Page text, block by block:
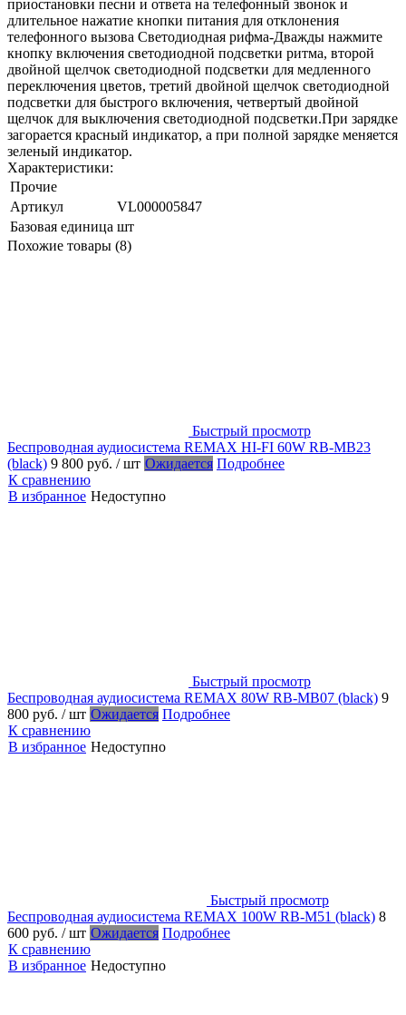
приостановки песни и ответа на телефонный звонок и
длительное нажатие кнопки питания для отклонения
телефонного вызова Светодиодная рифма-Дважды нажмите
кнопку включения светодиодной подсветки ритма, второй
двойной щелчок светодиодной подсветки для медленного
переключения цветов, третий двойной щелчок светодиодной
подсветки для быстрого включения, четвертый двойной
щелчок для выключения светодиодной подсветки.При зарядке
загорается красный индикатор, а при полной зарядке меняется
зеленый индикатор.
Характеристики:
Прочие
Артикул
VL000005847
Базовая единица шт
Похожие товары (8)
Быстрый просмотр
Беспроводная аудиосистема REMAX HI-FI 60W RB-MB23
(black) 9 800 руб. / шт Ожидается Подробнее
К сравнению
В избранное Недоступно
Быстрый просмотр
Беспроводная аудиосистема REMAX 80W RB-MB07 (black) 9
800 руб. / шт Ожидается Подробнее
К сравнению
В избранное Недоступно
Быстрый просмотр
Беспроводная аудиосистема REMAX 100W RB-M51 (black) 8
600 руб. / шт Ожидается Подробнее
К сравнению
В избранное Недоступно